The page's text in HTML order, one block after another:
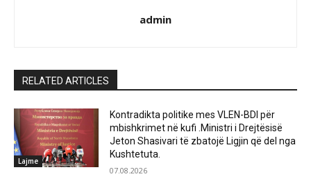
admin
RELATED ARTICLES
Lajme
Kontradikta politike mes VLEN-BDI për
mbishkrimet në kufi .Ministri i Drejtësisë
Jeton Shasivari të zbatojë Ligjin që del nga
Kushtetuta.
07.08.2026